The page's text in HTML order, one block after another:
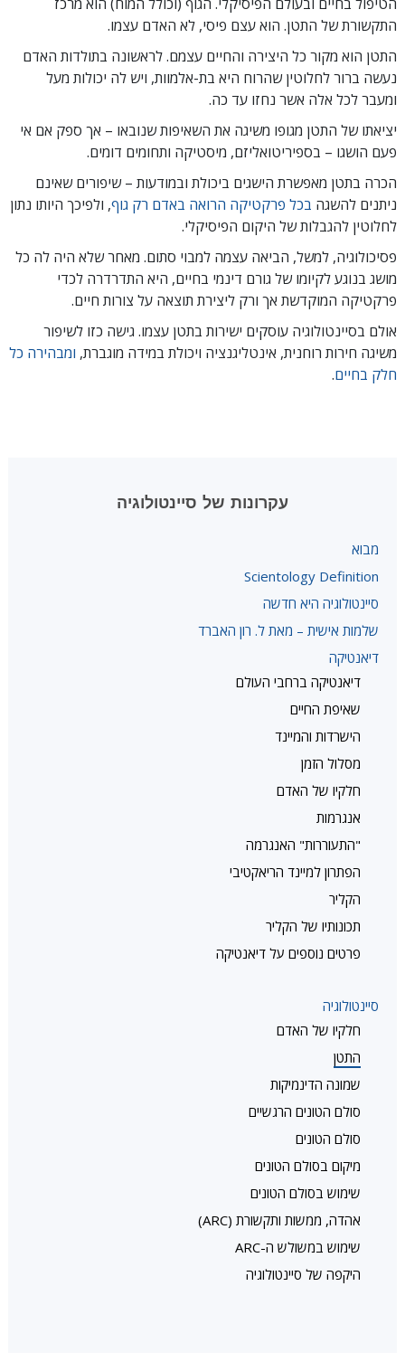
התקשורת של התטן. הוא עצם פיסי, לא האדם עצמו.
התטן הוא מקור כל היצירה והחיים עצמם. לראשונה בתולדות האדם
נעשה ברור לחלוטין שהרוח היא בת-אלמוות, ויש לה יכולות מעל
ומעבר לכל אלה אשר נחזו עד כה.
יציאתו של התטן מגופו משיגה את השאיפות שנובאו – אך ספק אם אי
פעם הושגו – בספיריטואליזם, מיסטיקה ותחומים דומים.
הכרה בתטן מאפשרת הישגים ביכולת ובמודעות – שיפורים שאינם
ניתנים להשגה בכל פרקטיקה הרואה באדם רק גוף, ולפיכך היותו נתון
לחלוטין להגבלות של היקום הפיסיקלי.
פסיכולוגיה, למשל, הביאה עצמה למבוי סתום. מאחר שלא היה לה כל
מושג בנוגע לקיומו של גורם דינמי בחיים, היא התדרדרה לכדי
פרקטיקה המוקדשת אך ורק ליצירת תוצאה על צורות חיים.
אולם בסיינטולוגיה עוסקים ישירות בתטן עצמו. גישה כזו לשיפור
משיגה חירות רוחנית, אינטליגנציה ויכולת במידה מוגברת, ומבהירה כל
חלק בחיים.
עקרונות של סיינטולוגיה
מבוא
Scientology Definition
סיינטולוגיה היא חדשה
שלמות אישית – מאת ל. רון האברד
דיאנטיקה
דיאנטיקה ברחבי העולם
שאיפת החיים
הישרדות והמיינד
מסלול הזמן
חלקיו של האדם
אנגרמות
"התעוררות" האנגרמה
הפתרון למיינד הריאקטיבי
הקליר
תכונותיו של הקליר
פרטים נוספים על דיאנטיקה
סיינטולוגיה
חלקיו של האדם
התטן
שמונה הדינמיקות
סולם הטונים הרגשיים
סולם הטונים
מיקום בסולם הטונים
שימוש בסולם הטונים
אהדה, ממשות ותקשורת (ARC)
שימוש במשולש ה-ARC
היקפה של סיינטולוגיה